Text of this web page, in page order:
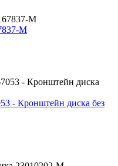
M
- Кронштейн диска без